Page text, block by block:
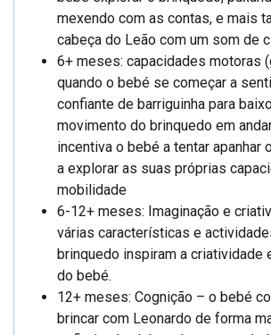
mexendo com as contas, e mais
cabeça do Leão com um som de
6+ meses: capacidades motoras
quando o bebé se começar a
confiante de barriguinha para
movimento do brinquedo em
incentiva o bebé a tentar apanhar
a explorar as suas próprias
mobilidade
6-12+ meses: Imaginação e
várias características e
brinquedo inspiram a criatividade
do bebé.
12+ meses: Cognição – o bebé
brincar com Leonardo de forma